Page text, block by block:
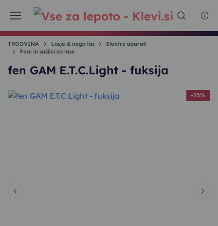
TRGOVINA Lasje & nega las
Elektro aparati
Feni in sušilci za lase
fen GAM E.T.C.Light - fuksija
-25%